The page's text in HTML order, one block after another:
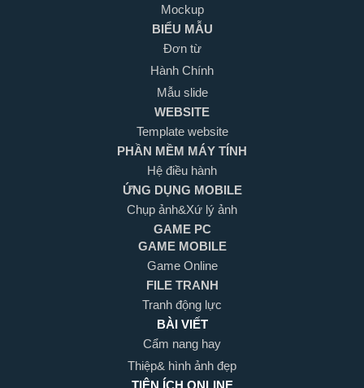
Mockup
BIỂU MẪU
Đơn từ
Hành Chính
Mẫu slide
WEBSITE
Template website
PHẦN MỀM MÁY TÍNH
Hệ điều hành
ỨNG DỤNG MOBILE
Chụp ảnh&Xứ lý ảnh
GAME PC
GAME MOBILE
Game Online
FILE TRANH
Tranh động lực
BÀI VIẾT
Cẩm nang hay
Thiệp& hình ảnh đẹp